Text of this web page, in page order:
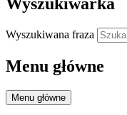
Wyszukiwarka
Wyszukiwana fraza
Menu główne
Menu główne